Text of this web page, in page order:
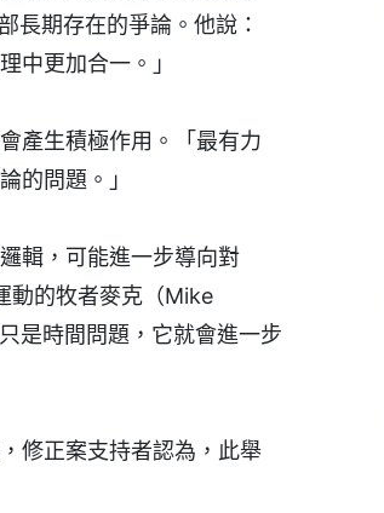
長期存在的爭論。他說：
中更加合一。」
產生積極作用。「最有力
的問題。」
輯，可能進一步導向對
動的牧者麥克（Mike
是時間問題，它就會進一步
修正案支持者認為，此舉